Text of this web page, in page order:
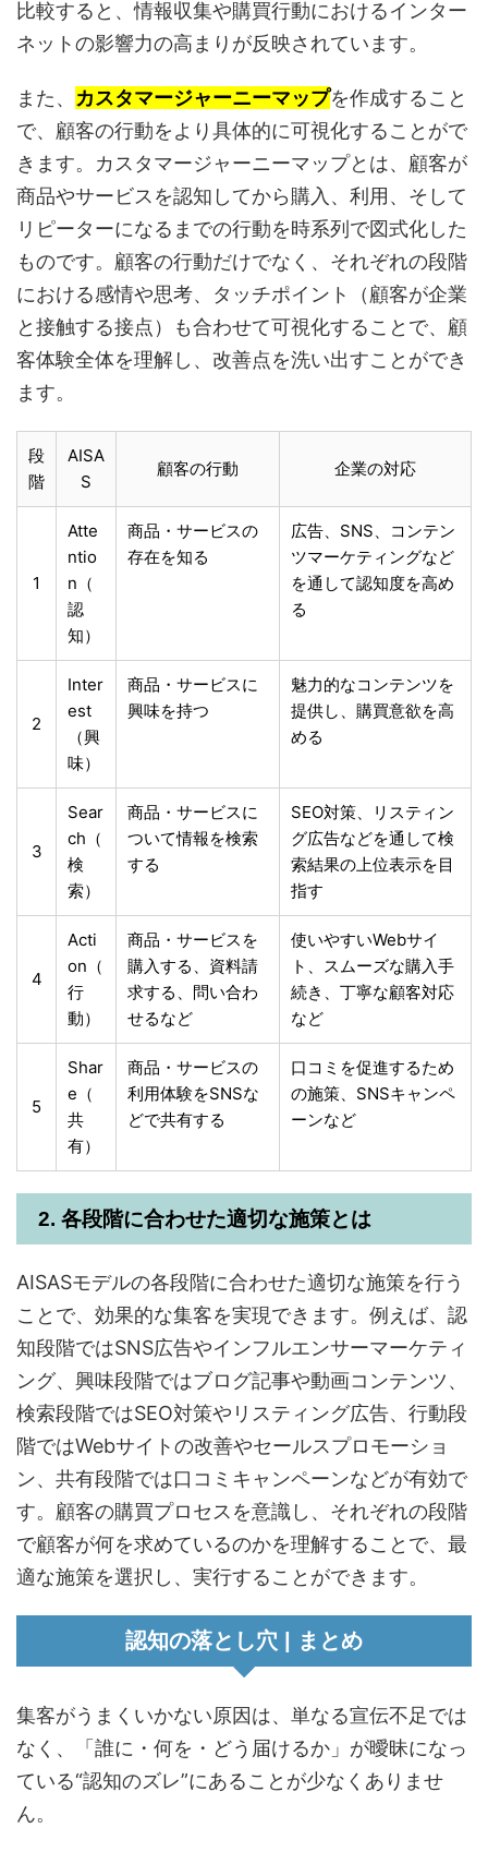
比較すると、情報収集や購買行動におけるインター
ネットの影響力の高まりが反映されています。
また、 カスタマージャーニーマップを作成すること
で、顧客の行動をより具体的に可視化することがで
きます。カスタマージャーニーマップとは、顧客が
商品やサービスを認知してから購入、利用、そして
リピーターになるまでの行動を時系列で図式化した
ものです。顧客の行動だけでなく、それぞれの段階
における感情や思考、タッチポイント（顧客が企業
と接触する接点）も合わせて可視化することで、顧
客体験全体を理解し、改善点を洗い出すことができ
ます。
段
階
AISA
S
顧客の行動 企業の対応
1
Atte
ntio
n（
認
知）
商品・サービスの
存在を知る
広告、SNS、コンテン
ツマーケティングなど
を通して認知度を高め
る
2
Inter
est
（興
味）
商品・サービスに
興味を持つ
魅力的なコンテンツを
提供し、購買意欲を高
める
3
Sear
ch（
検
索）
商品・サービスに
ついて情報を検索
する
SEO対策、リスティン
グ広告などを通して検
索結果の上位表示を目
指す
4
Acti
on（
行
動）
商品・サービスを
購入する、資料請
求する、問い合わ
せるなど
使いやすいWebサイ
ト、スムーズな購入手
続き、丁寧な顧客対応
など
5
Shar
e（
共
有）
商品・サービスの
利用体験をSNSな
どで共有する
口コミを促進するため
の施策、SNSキャンペ
ーンなど
2. 各段階に合わせた適切な施策とは
AISASモデルの各段階に合わせた適切な施策を行う
ことで、効果的な集客を実現できます。例えば、認
知段階ではSNS広告やインフルエンサーマーケティ
ング、興味段階ではブログ記事や動画コンテンツ、
検索段階ではSEO対策やリスティング広告、行動段
階ではWebサイトの改善やセールスプロモーショ
ン、共有段階では口コミキャンペーンなどが有効で
す。顧客の購買プロセスを意識し、それぞれの段階
で顧客が何を求めているのかを理解することで、最
適な施策を選択し、実行することができます。
認知の落とし穴 | まとめ
集客がうまくいかない原因は、単なる宣伝不足では
なく、「誰に・何を・どう届けるか」が曖昧になっ
ている“認知のズレ”にあることが少なくありませ
ん。